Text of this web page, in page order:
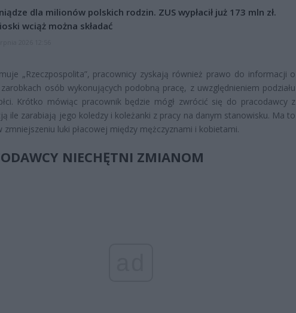
dla milionów polskich rodzin. ZUS wypłacił już 173 mln zł.
wciąż można składać
„Rzeczpospolita”, pracownicy zyskają również prawo do informacji o
osób wykonujących podobną pracę, z uwzględnieniem podziału
Krótko mówiąc pracownik będzie mógł zwrócić się do pracodawcy z
ile zarabiają jego koledzy i koleżanki z pracy na danym stanowisku. Ma to
zmniejszeniu luki płacowej między mężczyznami i kobietami.
NIECHĘTNI ZMIANOM